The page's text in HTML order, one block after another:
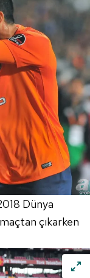
Dünya
çıkarken